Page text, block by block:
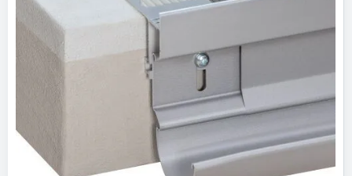
Architekturobjekte
Expertenprofile